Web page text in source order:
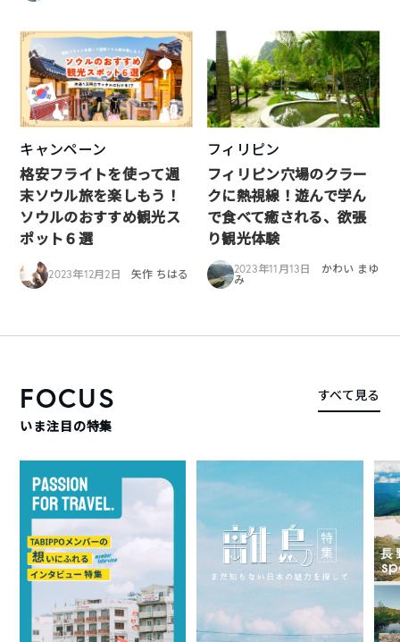
キャンペーン
格安フライトを使って週
末ソウル旅を楽しもう！
ソウルのおすすめ観光ス
ポット６選
2023年12月2日 矢作 ちはる
フィリピン
フィリピン穴場のクラー
クに熱視線！遊んで学ん
で食べて癒される、欲張
り観光体験
2023年11月13日
かわい まゆ
み
FOCUS
いま注目の特集
すべて見る